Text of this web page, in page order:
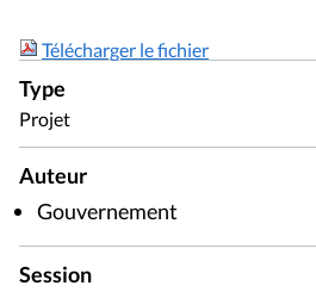
Télécharger le fichier
Type
Projet
Auteur
Gouvernement
Session